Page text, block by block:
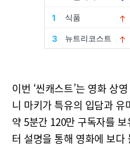
이번 ‘씬캐스트’는 영화 상
니 마키가 특유의 입담과
약 5분간 120만 구독자를
터 설명을 통해 영화에 보